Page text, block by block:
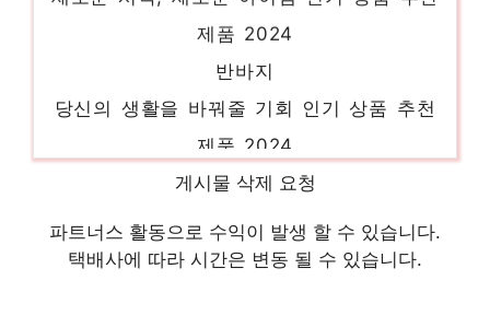
제시뉴욕원피스
천 제품 2024
플리츠미
게시물 삭제 요청
파트너스 활동으로 수익이 발생 할 수 있습니다.
택배사에 따라 시간은 변동 될 수 있습니다.